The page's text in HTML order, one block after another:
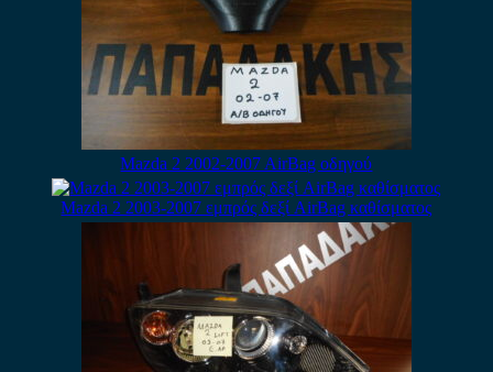
Mazda 2 2002-2007 AirBag οδηγού
Mazda 2 2003-2007 εμπρός δεξί AirBag καθίσματος